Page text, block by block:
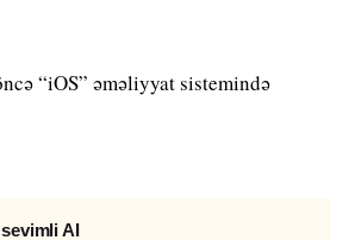
“iOS” əməliyyat sistemində
sevimli AI